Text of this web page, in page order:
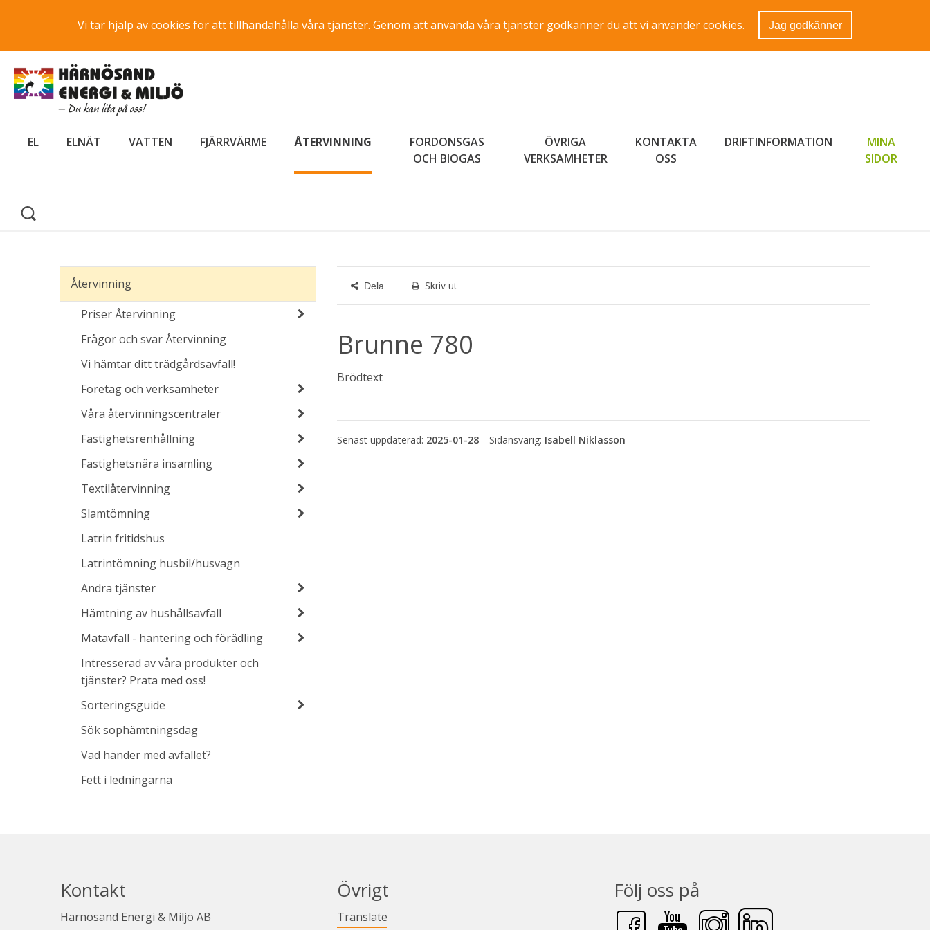
Vi tar hjälp av cookies för att tillhandahålla våra tjänster. Genom att använda våra tjänster godkänner du attvi använder cookies. Jag godkänner
EL ELNÄT VATTEN FJÄRRVÄRME ÅTERVINNING
FORDONSGAS
OCH BIOGAS
ÖVRIGA
VERKSAMHETER
KONTAKTA
OSS
DRIFTINFORMATION
MINA
SIDOR
Återvinning
Priser Återvinning
Frågor och svar Återvinning
Vi hämtar ditt trädgårdsavfall!
Företag och verksamheter
Våra återvinningscentraler
Fastighetsrenhållning
Fastighetsnära insamling
Textilåtervinning
Slamtömning
Latrin fritidshus
Latrintömning husbil/husvagn
Andra tjänster
Hämtning av hushållsavfall
Matavfall - hantering och förädling
Intresserad av våra produkter och
tjänster? Prata med oss!
Sorteringsguide
Sök sophämtningsdag
Vad händer med avfallet?
Fett i ledningarna
Dela Skriv ut
Brunne 780
Brödtext
Senast uppdaterad: 2025-01-28 Isabell Niklasson
Kontakt
Härnösand Energi & Miljö AB
Övrigt
Translate
Följ oss på